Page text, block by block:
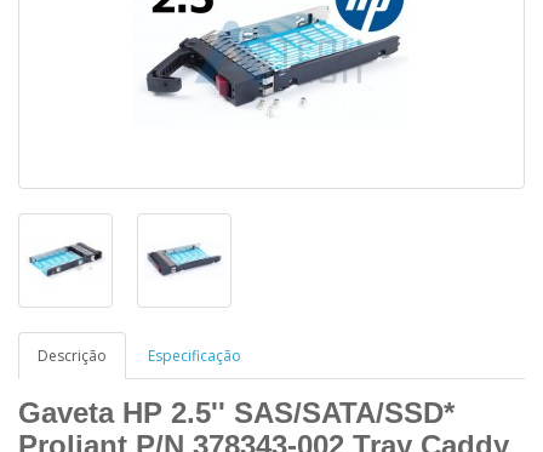
Descrição Especificação
Gaveta HP 2.5'' SAS/SATA/SSD*